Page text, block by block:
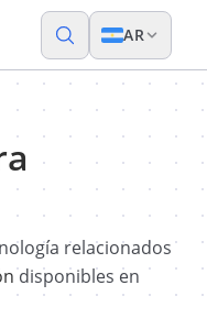
AR
relacionados
disponibles en